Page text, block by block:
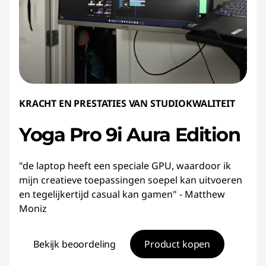
KRACHT EN PRESTATIES VAN STUDIOKWALITEIT
Yoga Pro 9i Aura Edition
"de laptop heeft een speciale GPU, waardoor ik
mijn creatieve toepassingen soepel kan uitvoeren
en tegelijkertijd casual kan gamen" - Matthew
Moniz
Bekijk beoordeling Product kopen